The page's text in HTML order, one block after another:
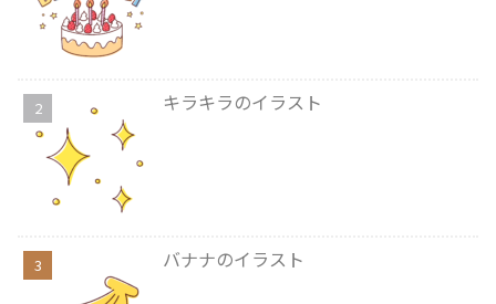
キラキラのイラスト
バナナのイラスト